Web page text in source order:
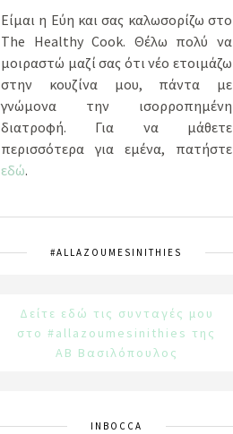
Είμαι η Εύη και σας καλωσορίζω στο
The Healthy Cook. Θέλω πολύ να
μοιραστώ μαζί σας ότι νέο ετοιμάζω
στην κουζίνα μου, πάντα με
γνώμονα την ισορροπημένη
διατροφή. Για να μάθετε
περισσότερα για εμένα, πατήστε
εδώ.
#ALLAZOUMESINITHIES
Δείτε εδώ τις συνταγές μου
στο #allazoumesinithies της
ΑΒ Βασιλόπουλος
INBOCCA